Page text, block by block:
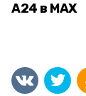
А24 в MAX